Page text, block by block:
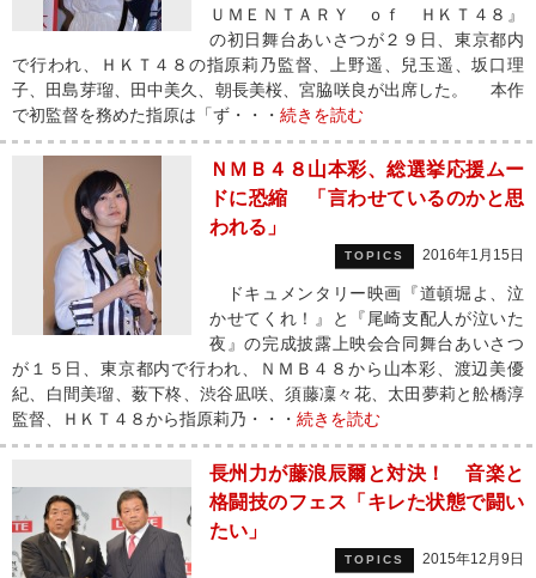
ＵＭＥＮＴＡＲＹ ｏｆ ＨＫＴ４８』
の初日舞台あいさつが２９日、東京都内
で行われ、ＨＫＴ４８の指原莉乃監督、上野遥、兒玉遥、坂口理
子、田島芽瑠、田中美久、朝長美桜、宮脇咲良が出席した。 本作
で初監督を務めた指原は「ず・・・ 続きを読む
ＮＭＢ４８山本彩、総選挙応援ムー
ドに恐縮 「言わせているのかと思
われる」
TOPICS 2016年1月15日
ドキュメンタリー映画『道頓堀よ、泣
かせてくれ！』と『尾崎支配人が泣いた
夜』の完成披露上映会合同舞台あいさつ
が１５日、東京都内で行われ、ＮＭＢ４８から山本彩、渡辺美優
紀、白間美瑠、薮下柊、渋谷凪咲、須藤凜々花、太田夢莉と舩橋淳
監督、ＨＫＴ４８から指原莉乃・・・ 続きを読む
長州力が藤浪辰爾と対決！ 音楽と
格闘技のフェス「キレた状態で闘い
たい」
TOPICS 2015年12月9日